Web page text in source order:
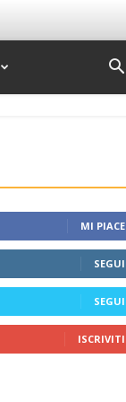
MI PIACE
SEGUI
SEGUI
ISCRIVITI